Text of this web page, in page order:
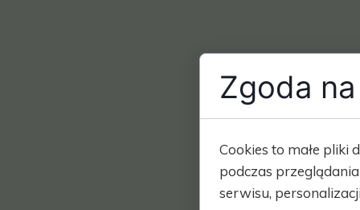
Zgoda
Cookies to małe pliki
podczas
serwisu,